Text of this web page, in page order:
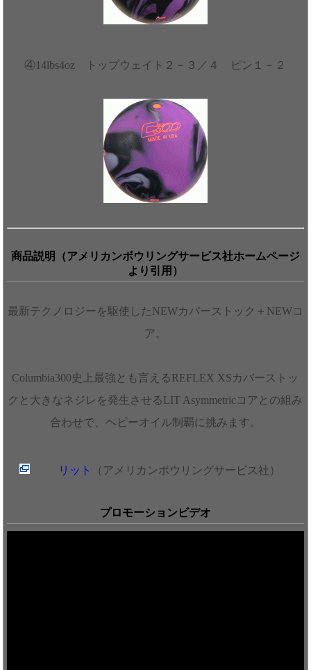
④14lbs4oz トップウェイト２－３／４ ピン１－２
商品説明（アメリカンボウリングサービス社ホームページ
より引用）
最新テクノロジーを駆使したNEWカバーストック＋NEWコ
ア。
Columbia300史上最強とも言えるREFLEX XSカバーストッ
クと大きなネジレを発生させるLIT Asymmetricコアとの組み
合わせで、ヘビーオイル制覇に挑みます。
リット （アメリカンボウリングサービス社）
プロモーションビデオ